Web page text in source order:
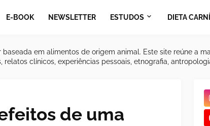
E-BOOK NEWSLETTER ESTUDOS DIETA
em alimentos de origem animal. Este site reúne a
clínicos, experiências pessoais, etnografia,
de uma